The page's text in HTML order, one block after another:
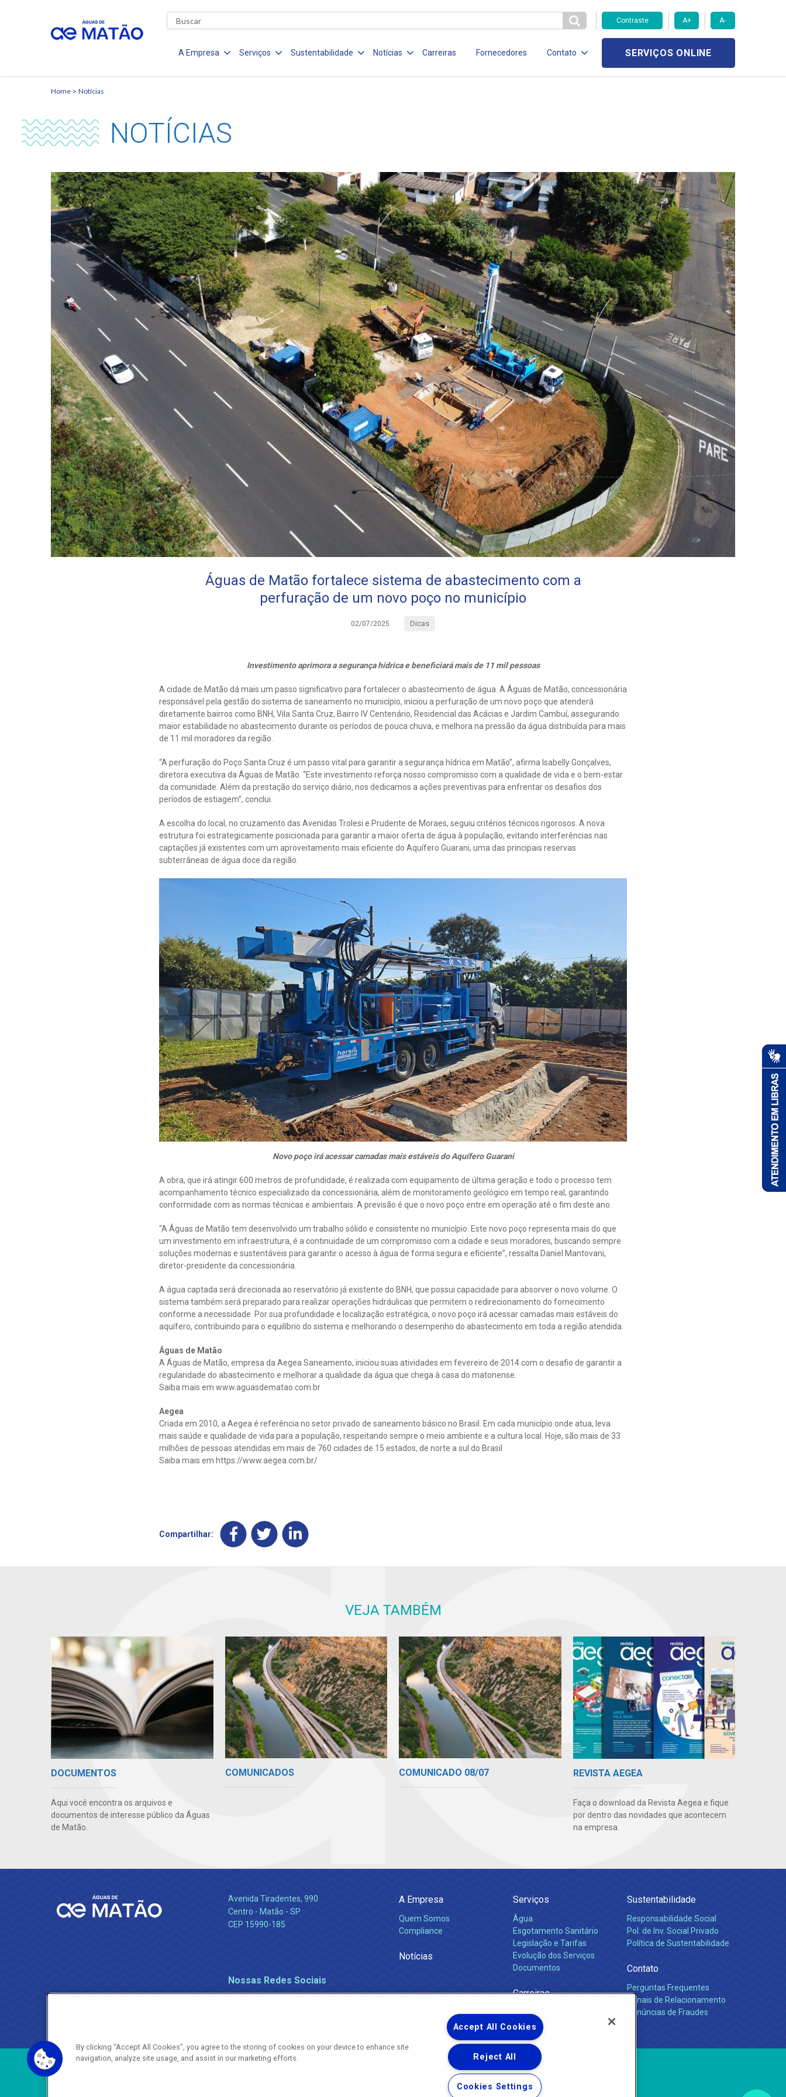
Contraste A+ A-
A Empresa Serviços Sustentabilidade Notícias Carreiras Fornecedores Contato SERVIÇOS ONLINE
Home Notícias
NOTÍCIAS
Águas de Matão fortalece sistema de abastecimento com a
perfuração de um novo poço no município
02/07/2025 Dicas
Investimento aprimora a segurança hídrica e beneficiará mais de 11 mil pessoas
A cidade de Matão dá mais um passo significativo para fortalecer o abastecimento de água. A Águas de Matão, concessionária
responsável pela gestão do sistema de saneamento no município, iniciou a perfuração de um novo poço que atenderá
diretamente bairros como BNH, Vila Santa Cruz, Bairro IV Centenário, Residencial das Acácias e Jardim Cambuí, assegurando
maior estabilidade no abastecimento durante os períodos de pouca chuva, e melhora na pressão da água distribuída para mais
de 11 mil moradores da região.
“A perfuração do Poço Santa Cruz é um passo vital para garantir a segurança hídrica em Matão”, afirma Isabelly Gonçalves,
diretora executiva da Águas de Matão. “Este investimento reforça nosso compromisso com a qualidade de vida e o bem-estar
da comunidade. Além da prestação do serviço diário, nos dedicamos a ações preventivas para enfrentar os desafios dos
períodos de estiagem”, conclui.
A escolha do local, no cruzamento das Avenidas Trolesi e Prudente de Moraes, seguiu critérios técnicos rigorosos. A nova
estrutura foi estrategicamente posicionada para garantir a maior oferta de água à população, evitando interferências nas
captações já existentes com um aproveitamento mais eficiente do Aquífero Guarani, uma das principais reservas
subterrâneas de água doce da região.
Novo poço irá acessar camadas mais estáveis do Aquífero Guarani
A obra, que irá atingir 600 metros de profundidade, é realizada com equipamento de última geração e todo o processo tem
acompanhamento técnico especializado da concessionária, além de monitoramento geológico em tempo real, garantindo
conformidade com as normas técnicas e ambientais. A previsão é que o novo poço entre em operação até o fim deste ano.
“A Águas de Matão tem desenvolvido um trabalho sólido e consistente no município. Este novo poço representa mais do que
um investimento em infraestrutura, é a continuidade de um compromisso com a cidade e seus moradores, buscando sempre
soluções modernas e sustentáveis para garantir o acesso à água de forma segura e eficiente”, ressalta Daniel Mantovani,
diretor-presidente da concessionária.
A água captada será direcionada ao reservatório já existente do BNH, que possui capacidade para absorver o novo volume. O
sistema também será preparado para realizar operações hidráulicas que permitem o redirecionamento do fornecimento
conforme a necessidade. Por sua profundidade e localização estratégica, o novo poço irá acessar camadas mais estáveis do
aquífero, contribuindo para o equilíbrio do sistema e melhorando o desempenho do abastecimento em toda a região atendida.
Águas de Matão
A Águas de Matão, empresa da Aegea Saneamento, iniciou suas atividades em fevereiro de 2014 com o desafio de garantir a
regularidade do abastecimento e melhorar a qualidade da água que chega à casa do matonense.
Saiba mais em www.aguasdematao.com.br
Aegea
Criada em 2010, a Aegea é referência no setor privado de saneamento básico no Brasil. Em cada município onde atua, leva
mais saúde e qualidade de vida para a população, respeitando sempre o meio ambiente e a cultura local. Hoje, são mais de 33
milhões de pessoas atendidas em mais de 760 cidades de 15 estados, de norte a sul do Brasil
Saiba mais em https://www.aegea.com.br/
Compartilhar:
VEJA TAMBÉM
DOCUMENTOS
Aqui você encontra os arquivos e
documentos de interesse público da Águas
de Matão.
COMUNICADOS COMUNICADO 08/07 REVISTA AEGEA
Faça o download da Revista Aegea e fique
por dentro das novidades que acontecem
na empresa.
Avenida Tiradentes, 990
Centro - Matão - SP
CEP 15990-185
Nossas Redes Sociais
A Empresa
Quem Somos
Compliance
Notícias
Serviços
Água
Esgotamento Sanitário
Legislação e Tarifas
Evolução dos Serviços
Documentos
Carreiras
Sustentabilidade
Responsabilidade Social
Pol. de Inv. Social Privado
Política de Sustentabilidade
Contato
Perguntas Frequentes
Canais de Relacionamento
Denúncias de Fraudes
Copyright ® 2026 - Todos os Direitos Reservados.
By clicking “Accept All Cookies”, you agree to the storing of cookies on your device to enhance site
navigation, analyze site usage, and assist in our marketing efforts.
Accept All Cookies
Reject All
Cookies Settings